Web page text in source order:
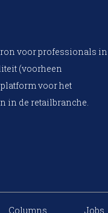
voor professionals in
(voorheen
voor het
in de retailbranche.
Columns Jobs